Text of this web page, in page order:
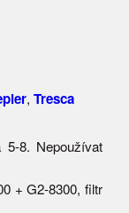
, Tresca
8. Nepoužívat
+ G2-8300, filtr